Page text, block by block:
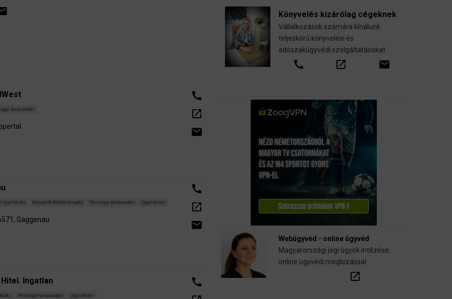
tanácsadás
call
open_in_new
email
ügyintézés Könyvelő-Adótanácsadó Pénzügyi tanácsadás Ügyintézés
Gaggenau
call
open_in_new
email
Ingatlan
Pénzügyi tanácsadás Ügyintézés
call
Könyvelés kizárólag cégeknek
Vállalkozások számára kínálunk
teljeskörű könyvelési és
adószakügyvédi szolgáltatásokat
call open_in_new email
Webügyvéd - online ügyvéd
Magyarországi jogi ügyek intézése,
online ügyvédi megbízással
open_in_new